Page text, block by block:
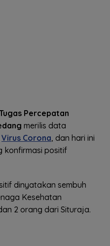
Percepatan
merilis data
Virus Corona, dan hari ini
konfirmasi positif
dinyatakan sembuh
Kesehatan
2 orang dari Situraja.